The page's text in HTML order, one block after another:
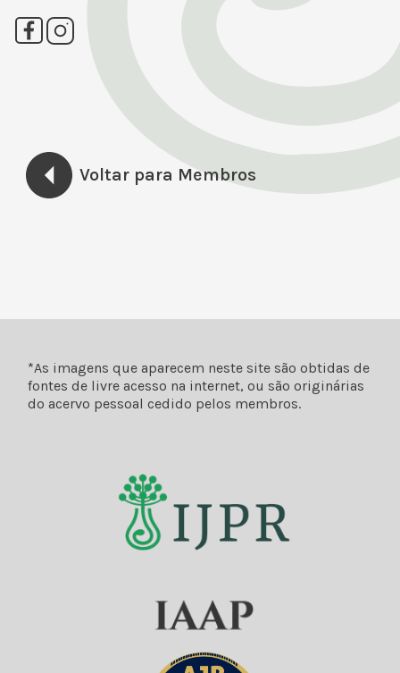
Voltar para Membros
*As imagens que aparecem neste site são obtidas de
fontes de livre acesso na internet, ou são originárias
do acervo pessoal cedido pelos membros.